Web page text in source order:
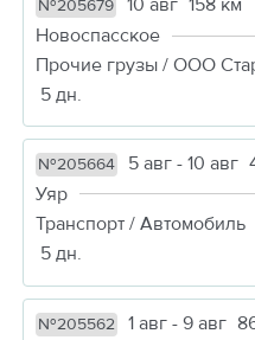
№205679 10 авг 158 км
Новоспасское
Прочие грузы / ООО
5 дн.
№205664 5 авг - 10 авг
Уяр
Транспорт / Автомобиль
5 дн.
№205562 1 авг - 9 авг